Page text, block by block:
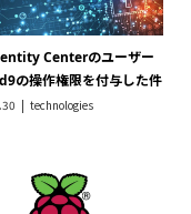
Centerのユーザー
の操作権限を付与した件
technologies